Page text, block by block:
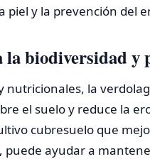
piel y la prevención del
biodiversidad y
nutricionales, la
el suelo y reduce la
cubresuelo que
ayudar a